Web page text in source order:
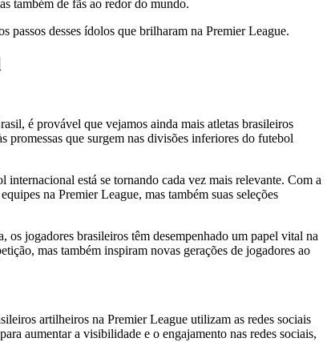
também de fãs ao redor do mundo.
desses ídolos que brilharam na Premier League.
é provável que vejamos ainda mais atletas brasileiros
promessas que surgem nas divisões inferiores do futebol
está se tornando cada vez mais relevante. Com a
na Premier League, mas também suas seleções
jogadores brasileiros têm desempenhado um papel vital na
mas também inspiram novas gerações de jogadores ao
artilheiros na Premier League utilizam as redes sociais
aumentar a visibilidade e o engajamento nas redes sociais,